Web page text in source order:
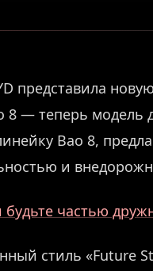
представила
8 — теперь
Bao 8,
и
частью
стиль «Future